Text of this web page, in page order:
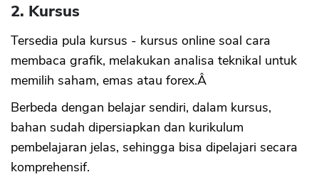
2. Kursus
Tersedia pula kursus - kursus online soal cara
membaca grafik, melakukan analisa teknikal untuk
memilih saham, emas atau forex.Â
Berbeda dengan belajar sendiri, dalam kursus,
bahan sudah dipersiapkan dan kurikulum
pembelajaran jelas, sehingga bisa dipelajari secara
komprehensif.